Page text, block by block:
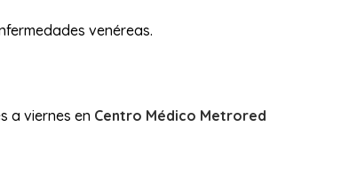
venéreas.
a viernes en Centro Médico Metrored